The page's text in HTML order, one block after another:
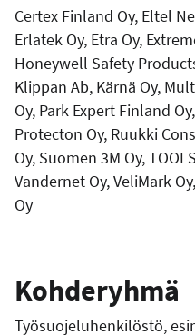
Certex Finland Oy, Eltel
Erlatek Oy, Etra Oy,
Honeywell Safety
Klippan Ab, Kärnä Oy,
Oy, Park Expert Finland
Protecton Oy, Ruukki
Oy, Suomen 3M Oy,
Vandernet Oy, VeliMark
Oy
Kohderyhmä
Työsuojeluhenkilöstö,